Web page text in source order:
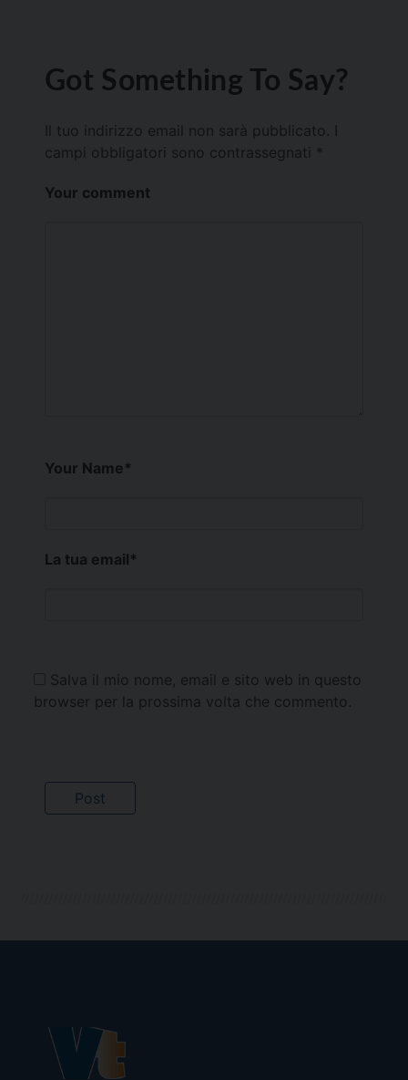
Got Something To Say?
Il tuo indirizzo email non sarà pubblicato.
campi obbligatori sono contrassegnati *
Your comment
Your Name*
La tua email*
Salva il mio nome, email e sito web in questo
browser per la prossima volta che commento.